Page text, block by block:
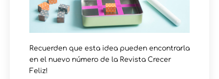
Recuerden que esta idea pueden encontrarla
en el nuevo número de la Revista Crecer
Feliz!